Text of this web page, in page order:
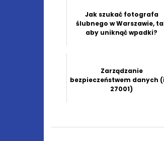
Jak szukać fotografa
ślubnego w Warszawie,
aby uniknąć wpadki?
Zarządzanie
bezpieczeństwem danych
27001)